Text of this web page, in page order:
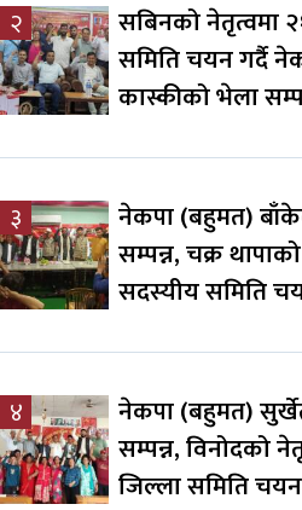
२
सबिनको नेतृत्वमा
समिति चयन गर्दै
कास्कीको भेला
३
नेकपा (बहुमत)
सम्पन्न, चक्र
सदस्यीय समिति
४
नेकपा (बहुमत)
सम्पन्न, विनोदको
जिल्ला समिति चयन